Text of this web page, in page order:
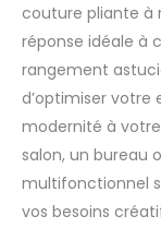
couture pliante à
réponse idéale à
rangement
d’optimiser
modernité à
salon, un bureau
multifonctionnel
vos besoins